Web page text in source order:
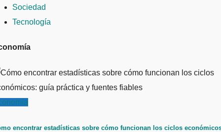
Sociedad
Tecnología
encontrar estadísticas sobre cómo funcionan los ciclos